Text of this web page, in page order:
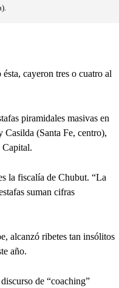
cayeron tres o cuatro al
piramidales masivas en
Casilda (Santa Fe, centro),
Capital.
la fiscalía de Chubut. “La
suman cifras
alcanzó ribetes tan insólitos
año.
de “coaching”